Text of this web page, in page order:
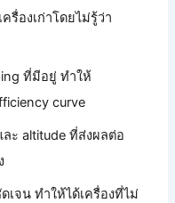
รื่องเก่าโดยไม่รู้ว่า
ที่มีอยู่ ทำให้
curve
ะ altitude ที่ส่งผลต่อ
เจน ทำให้ได้เครื่องที่ไม่